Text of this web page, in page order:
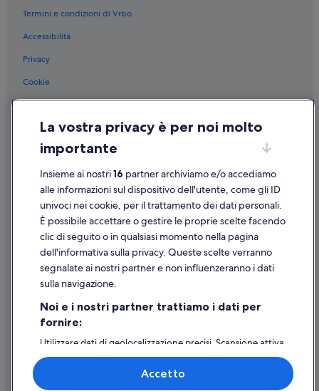
Termini e condizioni di Vrbo
Accessibilità
Privacy
Cookie
Informazioni legali/Contatti
Linee guida sui contenuti e segnalazione dei contenuti
Supporto
Assistenza clienti
Contattaci
Come cancellare un volo
Come modificare la prenotazione di un hotel o una casa vacanze
Utilizzare un coupon Expedia
Documenti per i viaggi internazionali
La vostra privacy è per noi molto
importante
Insieme ai nostri16 partner archiviamo e/o accediamo
alle informazioni sul dispositivo dell'utente, come gli ID
univoci nei cookie, per il trattamento dei dati personali.
È possibile accettare o gestire le proprie scelte facendo
clic di seguito o in qualsiasi momento nella pagina
dell'informativa sulla privacy. Queste scelte verranno
segnalate ai nostri partner e non influenzeranno i dati
sulla navigazione.
Noi e i nostri partner trattiamo i dati per
fornire:
Utilizzare dati di geolocalizzazione precisi. Scansione attiva
delle caratteristiche del dispositivo ai fini
dell’identificazione. Archiviare informazioni su dispositivo
e/o accedervi. Pubblicità e contenuti personalizzati,
Accetto